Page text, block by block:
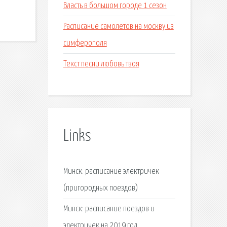
Власть в большом городе 1 сезон
Расписание самолетов на москву из
симферополя
Текст песни любовь твоя
Links
Минск: расписание электричек
(пригородных поездов)
Минск: расписание поездов и